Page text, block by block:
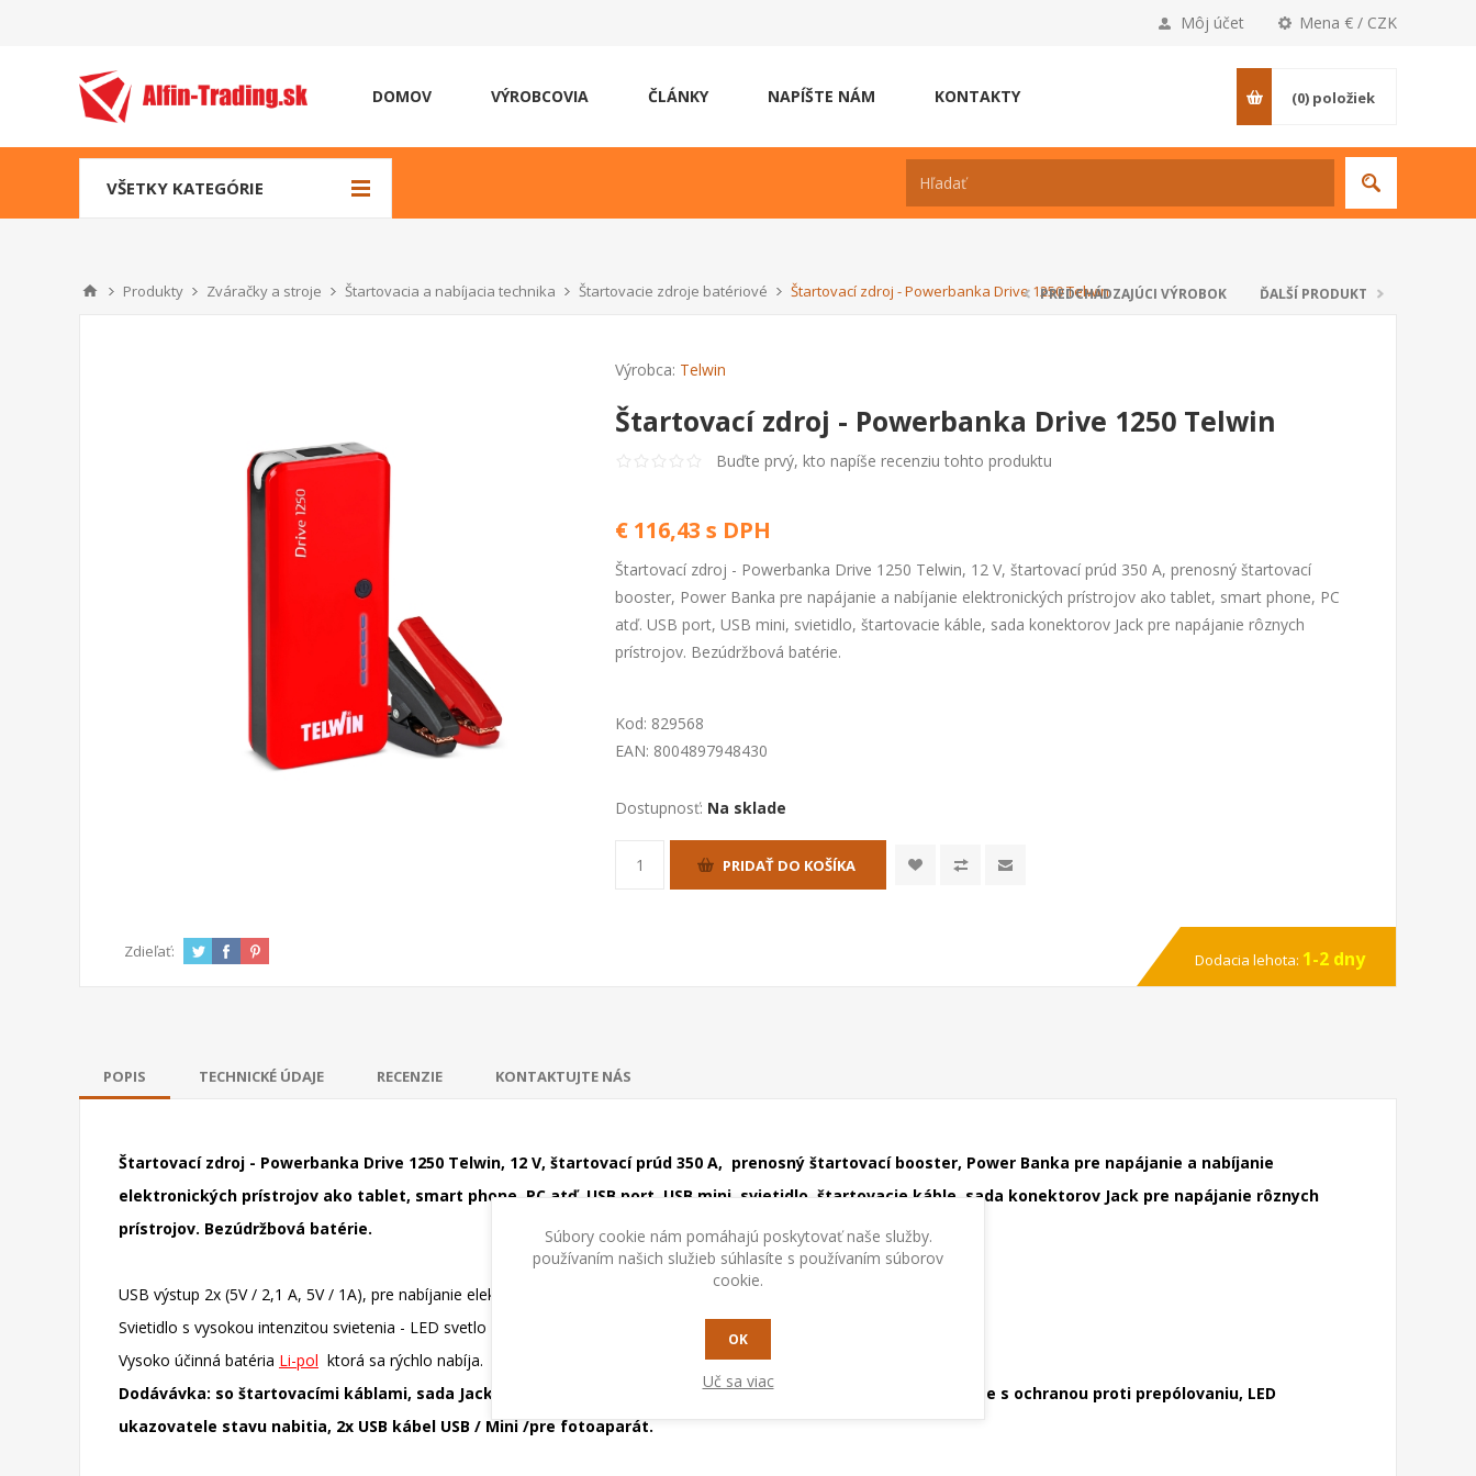
Mena € / CZK
Môj účet
DOMOV VÝROBCOVIA ČLÁNKY NAPÍŠTE NÁM KONTAKTY (0) položiek
VŠETKY KATEGÓRIE
Produkty Zváračky a stroje Štartovacia a nabíjacia technika Štartovacie zdroje batériové Štartovací zdroj - Powerbanka Drive 1250 TelwinPREDCHÁDZAJÚCI VÝROBOK ĎALŠÍ PRODUKT
Výrobca: Telwin
Štartovací zdroj - Powerbanka Drive 1250 Telwin
Buďte prvý, kto napíše recenziu tohto produktu
€ 116,43 s DPH
Štartovací zdroj - Powerbanka Drive 1250 Telwin, 12 V, štartovací prúd 350 A, prenosný štartovací
booster, Power Banka pre napájanie a nabíjanie elektronických prístrojov ako tablet, smart phone, PC
atď. USB port, USB mini, svietidlo, štartovacie káble, sada konektorov Jack pre napájanie rôznych
prístrojov. Bezúdržbová batérie.
Kod: 829568
EAN: 8004897948430
Dostupnosť: Na sklade
PRIDAŤ DO KOŠÍKA
Zdieľať: Dodacia lehota: 1-2 dny
POPIS TECHNICKÉ ÚDAJE RECENZIE KONTAKTUJTE NÁS
Štartovací zdroj - Powerbanka Drive 1250 Telwin, 12 V, štartovací prúd 350 A, prenosný štartovací booster, Power Banka pre napájanie a nabíjanie
elektronických prístrojov ako tablet, smart phone, PC atď. USB port, USB mini, svietidlo, štartovacie káble, sada konektorov Jack pre napájanie rôznych
prístrojov. Bezúdržbová batérie.
USB výstup 2x (5V / 2,1 A, 5V / 1A), pre nabíjanie elektronických zariadení (smartphony, tablety atď)
Svietidlo s vysokou intenzitou svietenia - LED svetlo s troma režimami funkcie: svieti trvalo, bliká, bliká S.O.S.
Vysoko účinná batéria Li-pol ktorá sa rýchlo nabíja.
Dodávávka: so štartovacími káblami, sada Jack konektorov rôznych veľkostí, maximálnu bezpečnosť pri štarte s ochranou proti prepólovaniu, LED
ukazovatele stavu nabitia, 2x USB kábel USB / Mini /pre fotoaparát.
Súbory cookie nám pomáhajú poskytovať naše služby.
používaním našich služieb súhlasíte s používaním súborov
cookie.
OK
Uč sa viac